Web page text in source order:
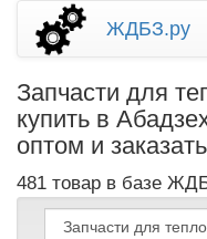
ЖДБЗ.ру
Запчасти для
купить в
оптом и
481 товар в базе